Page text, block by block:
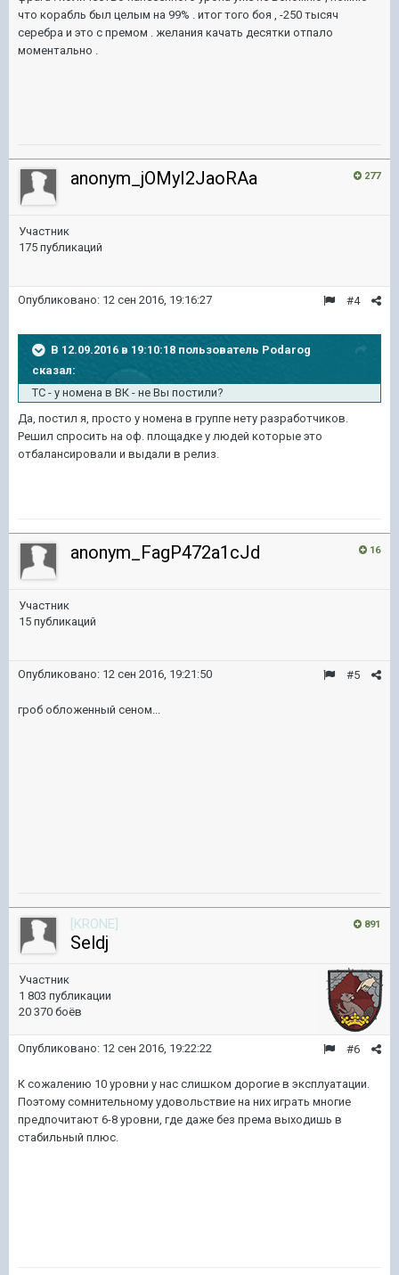
что корабль был целым на 99% . итог того боя , -250 тысяч
серебра и это с премом . желания качать десятки отпало
моментально .
277
anonym_jOMyI2JaoRAa
Участник
175 публикаций
#4
Опубликовано: 12 сен 2016, 19:16:27
В 12.09.2016 в 19:10:18 пользователь Podarog
сказал:
ТС - у номена в ВК - не Вы постили?
Да, постил я, просто у номена в группе нету разработчиков.
Решил спросить на оф. площадке у людей которые это
отбалансировали и выдали в релиз.
16
anonym_FagP472a1cJd
Участник
15 публикаций
#5
Опубликовано: 12 сен 2016, 19:21:50
гроб обложенный сеном...
891
[KRONE]
Seldj
Участник
1 803 публикации
20 370 боёв
#6
Опубликовано: 12 сен 2016, 19:22:22
К сожалению 10 уровни у нас слишком дорогие в эксплуатации.
Поэтому сомнительному удовольствие на них играть многие
предпочитают 6-8 уровни, где даже без према выходишь в
стабильный плюс.